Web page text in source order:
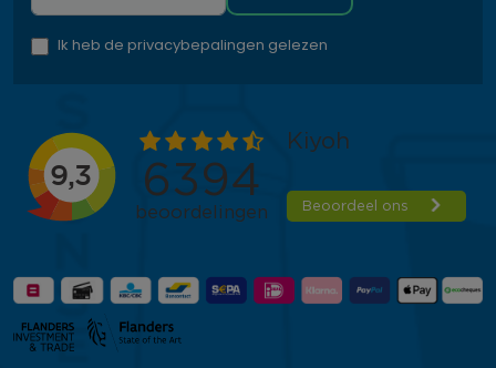
Ik heb de privacybepalingen gelezen